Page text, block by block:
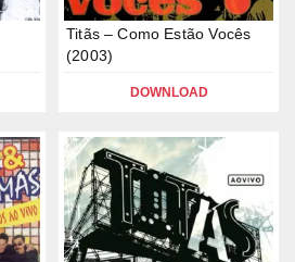
Titãs – Como Estão Vocês
(2003)
DOWNLOAD